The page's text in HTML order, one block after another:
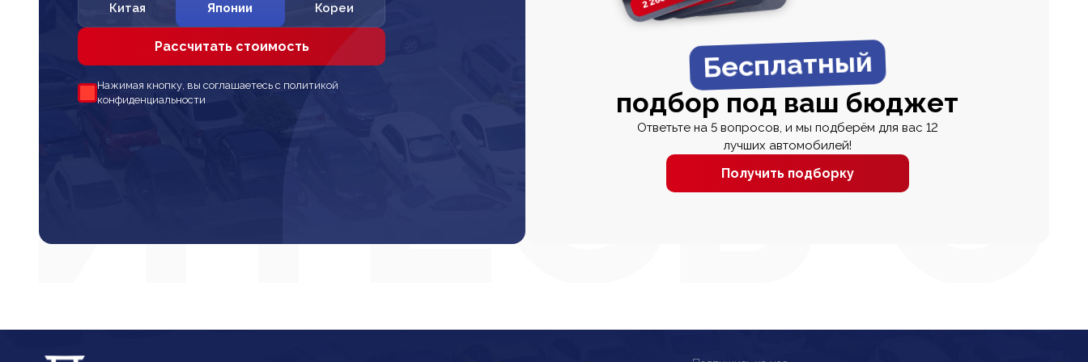
Китая Японии Кореи
Рассчитать стоимость
Нажимая кнопку, вы соглашаетесь с политикой
конфиденциальности
Бесплатный
подбор под ваш бюджет
Ответьте на 5 вопросов, и мы подберём для вас 12
лучших автомобилей!
Получить подборку